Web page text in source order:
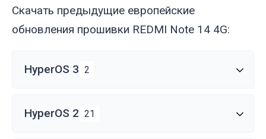
Скачать предыдущие европейские
обновления прошивки REDMI Note 14 4G:
HyperOS 3 2
HyperOS 2 21